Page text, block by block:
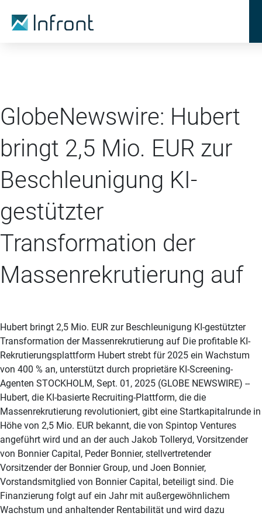
GlobeNewswire: Hubert
bringt 2,5 Mio. EUR zur
Beschleunigung KI-
gestützter
Transformation der
Massenrekrutierung auf
Hubert bringt 2,5 Mio. EUR zur Beschleunigung KI-gestützter
Transformation der Massenrekrutierung auf Die profitable KI-
Rekrutierungsplattform Hubert strebt für 2025 ein Wachstum
von 400 % an, unterstützt durch proprietäre KI-Screening-
Agenten STOCKHOLM, Sept. 01, 2025 (GLOBE NEWSWIRE) --
Hubert, die KI-basierte Recruiting-Plattform, die die
Massenrekrutierung revolutioniert, gibt eine Startkapitalrunde in
Höhe von 2,5 Mio. EUR bekannt, die von Spintop Ventures
angeführt wird und an der auch Jakob Tolleryd, Vorsitzender
von Bonnier Capital, Peder Bonnier, stellvertretender
Vorsitzender der Bonnier Group, und Joen Bonnier,
Vorstandsmitglied von Bonnier Capital, beteiligt sind. Die
Finanzierung folgt auf ein Jahr mit außergewöhnlichem
Wachstum und anhaltender Rentabilität und wird dazu